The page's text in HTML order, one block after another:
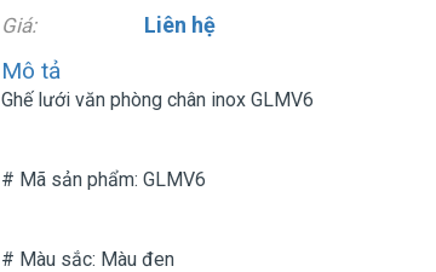
Giá: Liên hệ
Mô tả
Ghế lưới văn phòng chân inox GLMV6
# Mã sản phẩm: GLMV6
# Màu sắc: Màu đen